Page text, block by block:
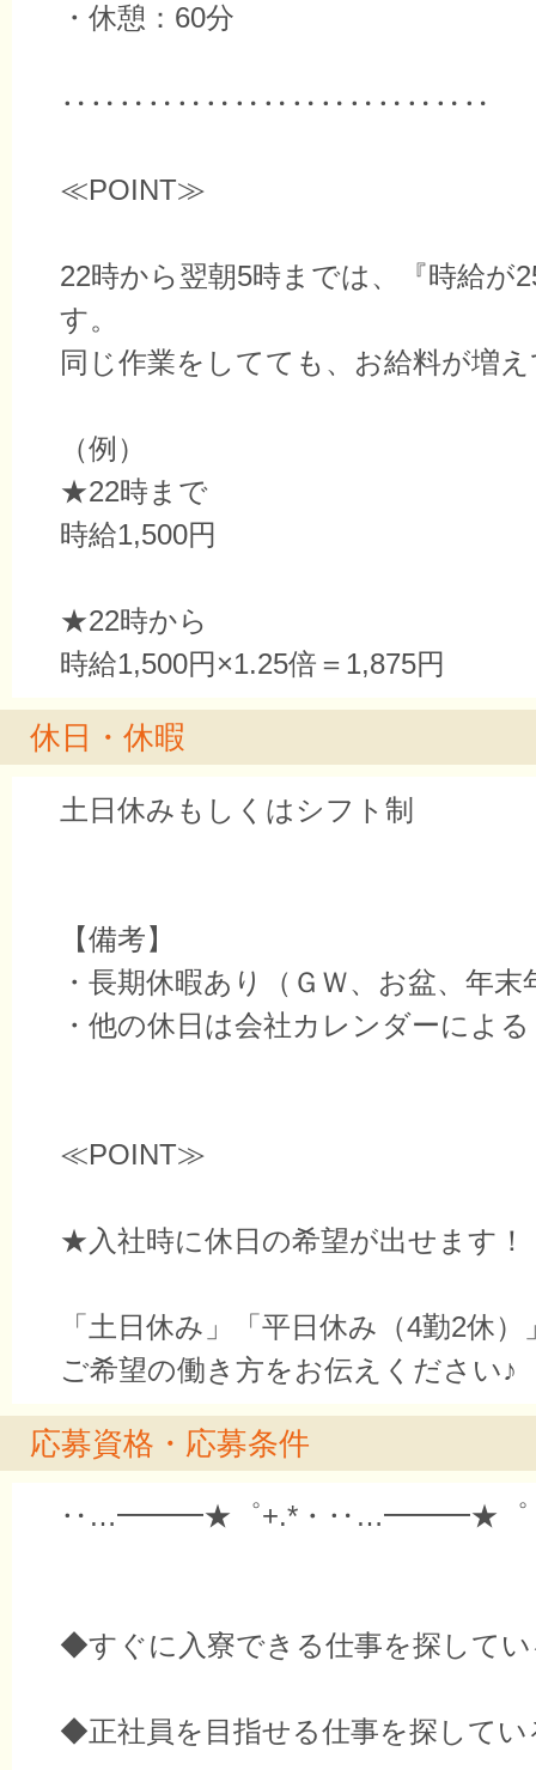
・休憩：60分
‥‥‥‥‥‥‥‥‥‥‥‥‥‥‥
≪POINT≫
22時から翌朝5時までは、『時給が
す。
同じ作業をしてても、お給料が増
（例）
★22時まで
時給1,500円
★22時から
時給1,500円×1.25倍＝1,875円
休日・休暇
土日休みもしくはシフト制
【備考】
・長期休暇あり（ＧＷ、お盆、年末
・他の休日は会社カレンダーによる
≪POINT≫
★入社時に休日の希望が出せます！
「土日休み」「平日休み（4勤2休
ご希望の働き方をお伝えください♪
応募資格・応募条件
‥…━━━★゜+.*・‥…━━━★゜
◆すぐに入寮できる仕事を探して
◆正社員を目指せる仕事を探してい